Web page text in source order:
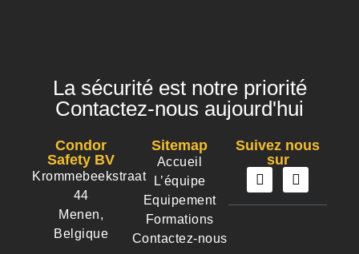
La sécurité est notre priorité
Contactez-nous aujourd'hui
Condor
Safety BV
Krommebeekstraat
44
Menen,
Belgique
Sitemap
Accueil
L’équipe
Equipement
Formations
Contactez-nous
Suivez nous
sur